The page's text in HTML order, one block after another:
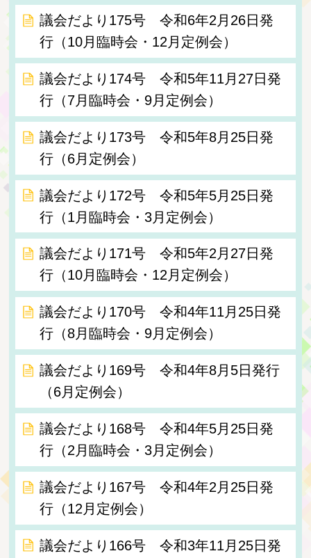
議会だより175号 令和6年2月26日発
行（10月臨時会・12月定例会）
議会だより174号 令和5年11月27日発
行（7月臨時会・9月定例会）
議会だより173号 令和5年8月25日発
行（6月定例会）
議会だより172号 令和5年5月25日発
行（1月臨時会・3月定例会）
議会だより171号 令和5年2月27日発
行（10月臨時会・12月定例会）
議会だより170号 令和4年11月25日発
行（8月臨時会・9月定例会）
議会だより169号 令和4年8月5日発行
（6月定例会）
議会だより168号 令和4年5月25日発
行（2月臨時会・3月定例会）
議会だより167号 令和4年2月25日発
行（12月定例会）
議会だより166号 令和3年11月25日発